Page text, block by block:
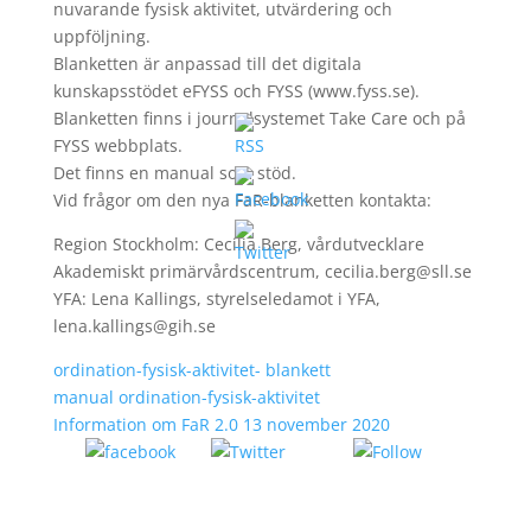
nuvarande fysisk aktivitet, utvärdering och
uppföljning.
Blanketten är anpassad till det digitala
kunskapsstödet eFYSS och FYSS (www.fyss.se).
Blanketten finns i journalsystemet Take Care och på
FYSS webbplats.
Det finns en manual som stöd.
Vid frågor om den nya FaR-blanketten kontakta:
Region Stockholm: Cecilia Berg, vårdutvecklare
Akademiskt primärvårdscentrum, cecilia.berg@sll.se
YFA: Lena Kallings, styrelseledamot i YFA,
lena.kallings@gih.se
ordination-fysisk-aktivitet- blankett
manual ordination-fysisk-aktivitet
Information om FaR 2.0 13 november 2020
Tweet